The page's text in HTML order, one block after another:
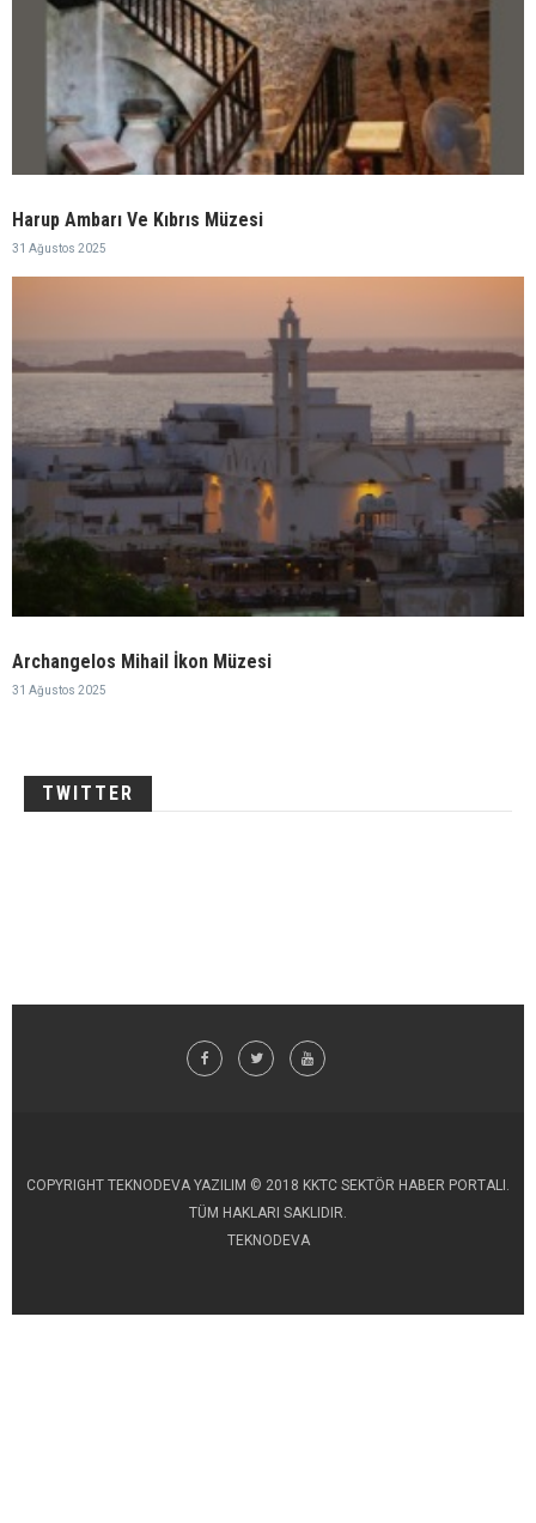
Harup Ambarı Ve Kıbrıs Müzesi
31 Ağustos 2025
Archangelos Mihail İkon Müzesi
31 Ağustos 2025
TWITTER
COPYRIGHT TEKNODEVA YAZILIM © 2018 KKTC SEKTÖR HABER PORTALI.
TÜM HAKLARI SAKLIDIR.
TEKNODEVA